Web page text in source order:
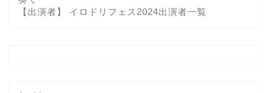
【出演者】 イロドリフェス2024出演者一覧